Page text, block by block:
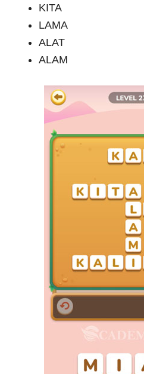
KITA
LAMA
ALAT
ALAM